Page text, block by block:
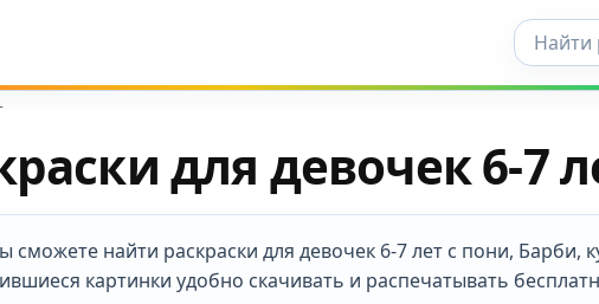
Искать...
для девочек 6-7
сможете найти раскраски для девочек 6-7 лет с пони, Барби,
картинки удобно скачивать и распечатывать